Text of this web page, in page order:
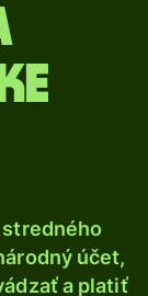
stredného
účet,
a platiť